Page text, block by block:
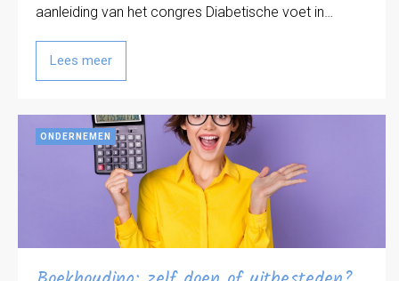
aanleiding van het congres Diabetische voet in…
Lees meer
ONDERNEMEN